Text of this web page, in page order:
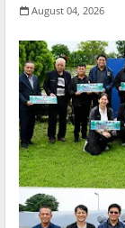
August 04, 2026